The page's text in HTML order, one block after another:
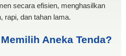
secara efisien, menghasilkan
rapi, dan tahan lama.
Aneka Tenda?